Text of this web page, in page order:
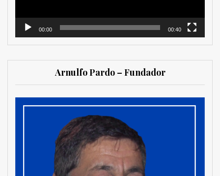
00:00 00:40
Arnulfo Pardo – Fundador